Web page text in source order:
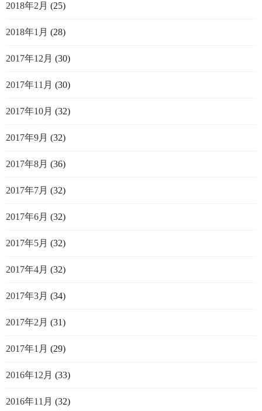
2018年2月 (25)
2018年1月 (28)
2017年12月 (30)
2017年11月 (30)
2017年10月 (32)
2017年9月 (32)
2017年8月 (36)
2017年7月 (32)
2017年6月 (32)
2017年5月 (32)
2017年4月 (32)
2017年3月 (34)
2017年2月 (31)
2017年1月 (29)
2016年12月 (33)
2016年11月 (32)